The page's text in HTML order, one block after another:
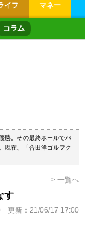
イフ マネー
コラム
勝。その最終ホールでバ
現在、「合田洋ゴルフク
> 一覧へ
す
更新： 21/06/17 17:00